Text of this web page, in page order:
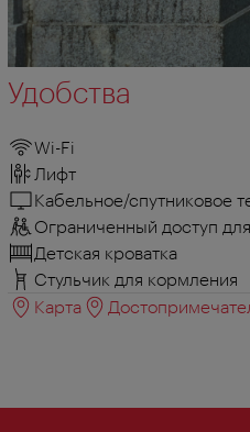
Удобства
Wi-Fi
Лифт
Кабельное/спутниковое
Ограниченный доступ
Детская кроватка
Стульчик для кормления
Карта